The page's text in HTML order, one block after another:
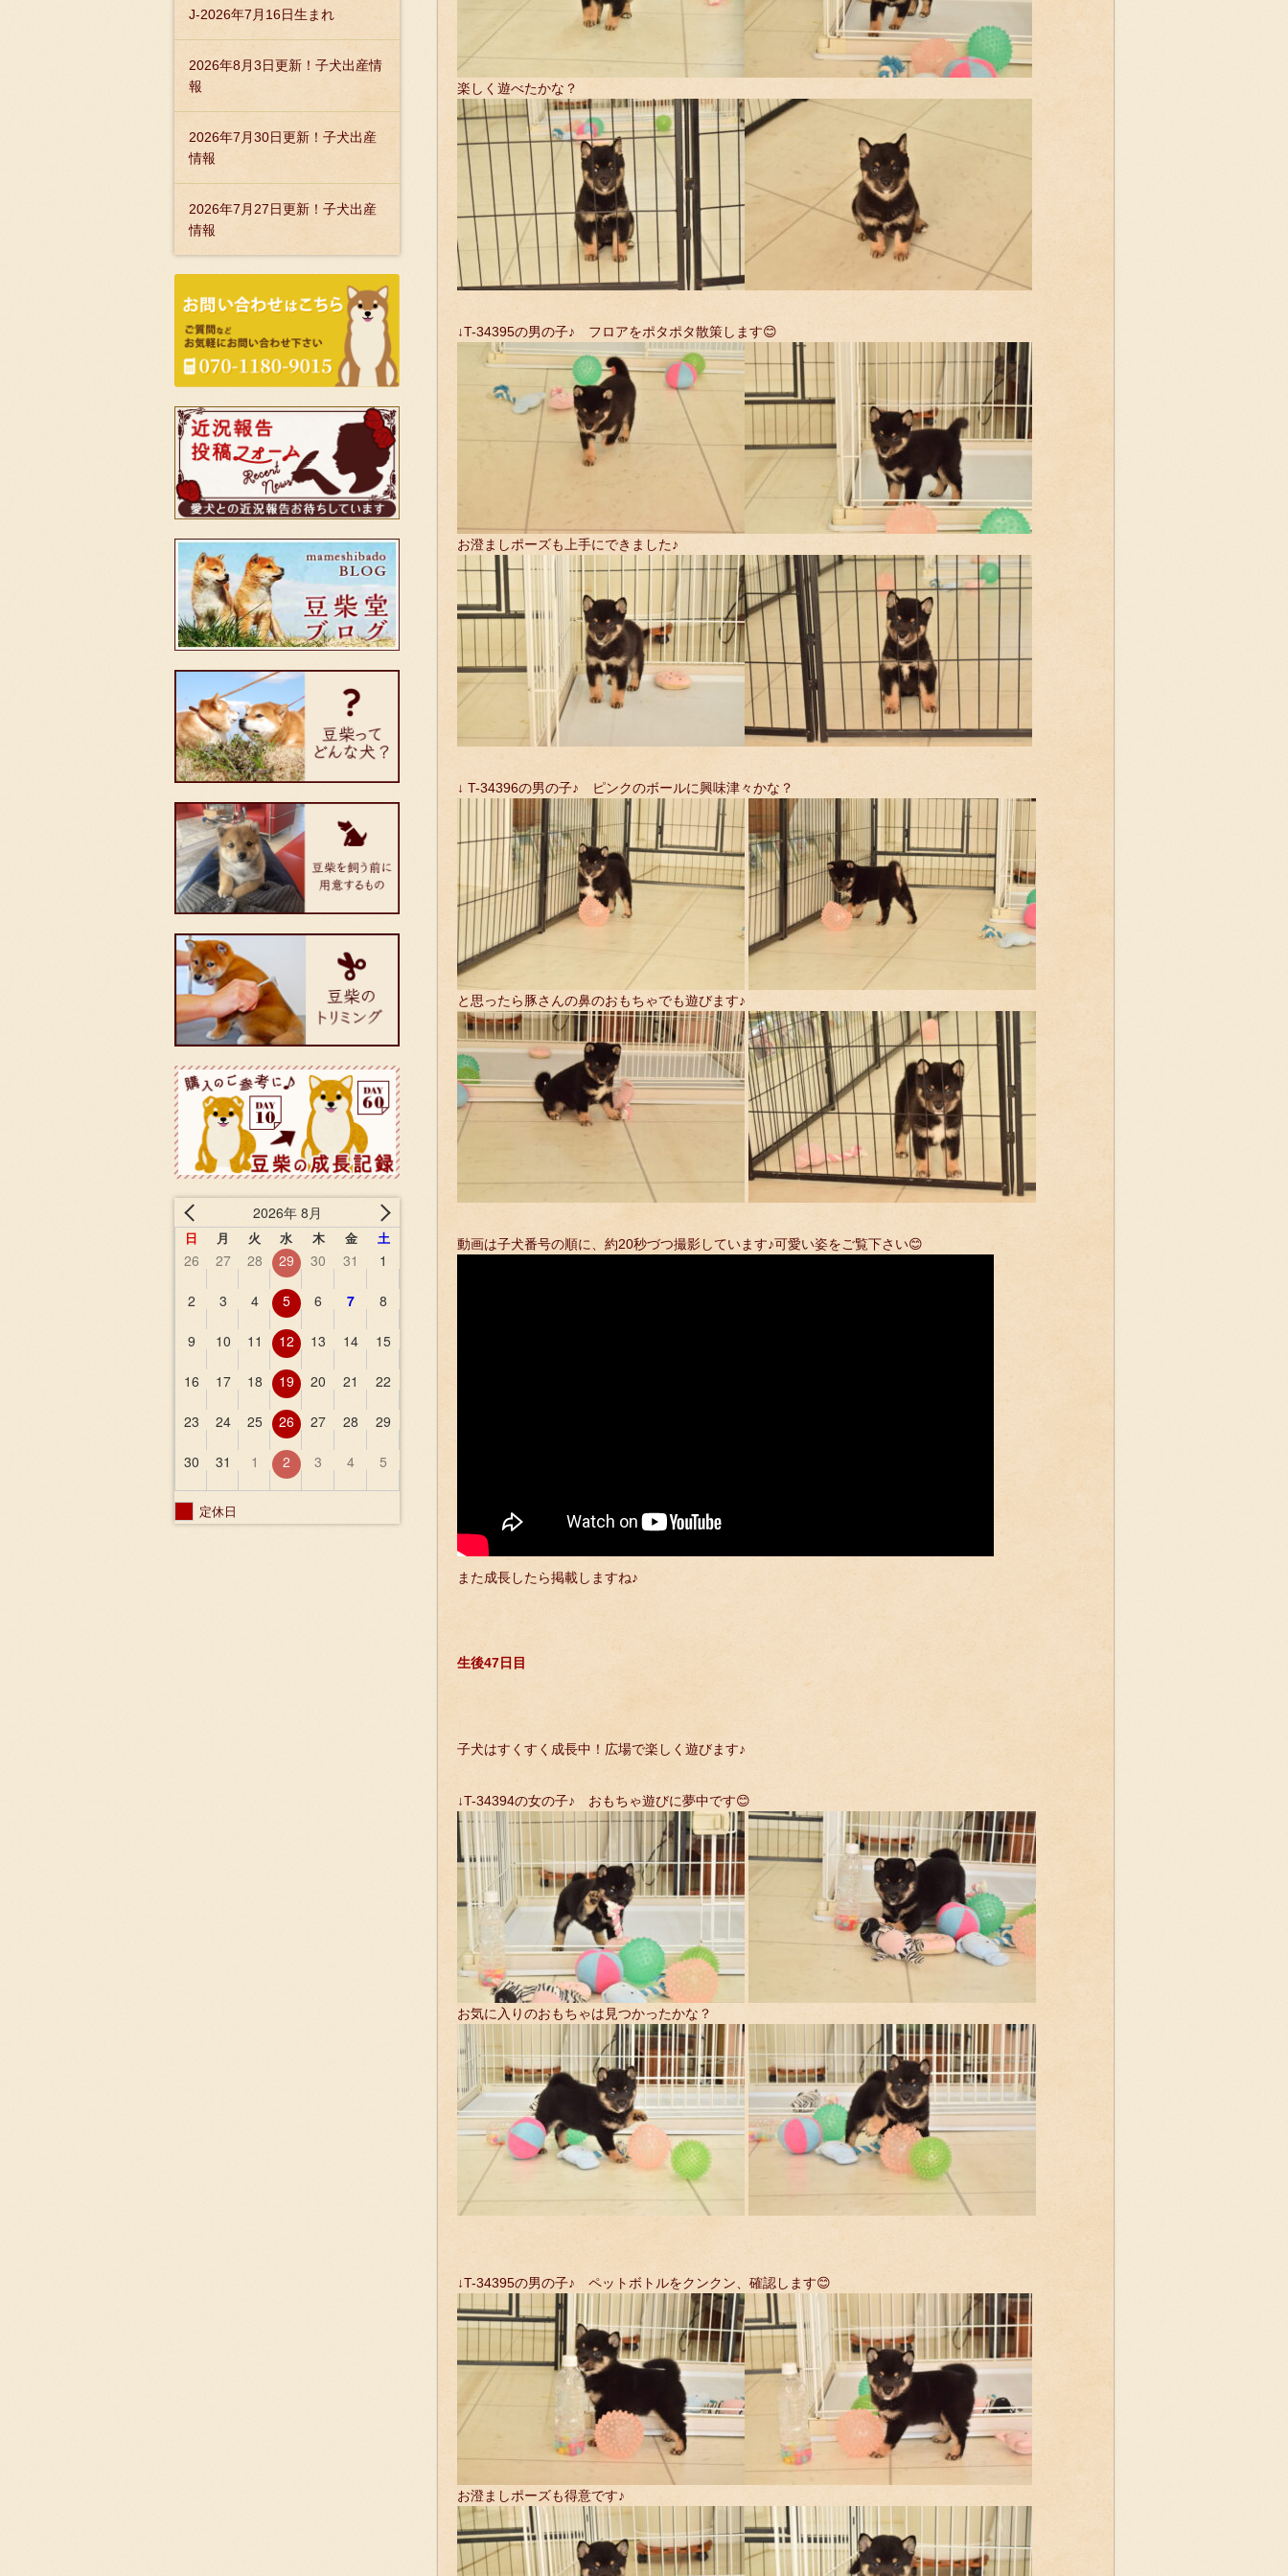
楽しく遊べたかな？
↓T-34395の男の子♪ フロアをポタポタ散策します😊
お澄ましポーズも上手にできました♪
↓ T-34396の男の子♪ ピンクのボールに興味津々かな？
と思ったら豚さんの鼻のおもちゃでも遊びます♪
動画は子犬番号の順に、約20秒づつ撮影しています♪可愛い姿をご覧下さい😊
また成長したら掲載しますね♪
生後47日目
子犬はすくすく成長中！広場で楽しく遊びます♪
↓T-34394の女の子♪ おもちゃ遊びに夢中です😊
お気に入りのおもちゃは見つかったかな？
↓T-34395の男の子♪ ペットボトルをクンクン、確認します😊
お澄ましポーズも得意です♪
J-2026年7月16日生まれ
2026年8月3日更新！子犬出産情
報
2026年7月30日更新！子犬出産
情報
2026年7月27日更新！子犬出産
情報
2026年 8月
日 月 火 水 木 金 土
26 27 28 29 30 31 1
2 3 4 5 6 7 8
9 10 11 12 13 14 15
16 17 18 19 20 21 22
23 24 25 26 27 28 29
30 31 1 2 3 4 5
定休日